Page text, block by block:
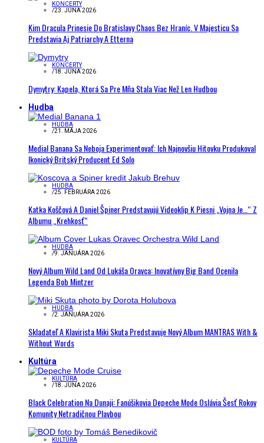
KONCERTY
/23. JÚNA 2026
Kim Dracula Prinesie Do Bratislavy Chaos Bez Hraníc. V Majesticu Sa
Predstavia Aj Patriarchy A Etterna
KONCERTY
/18. JÚNA 2026
Dymytry: Kapela, Ktorá Sa Pre Mňa Stala Viac Než Len Hudbou
Hudba
HUDBA
/21. MÁJA 2026
Medial Banana Sa Neboja Experimentovať: Ich Najnovšiu Hitovku Produkoval
Ikonický Britský Producent Ed Solo
HUDBA
/25. FEBRUÁRA 2026
Katka Koščová A Daniel Špiner Predstavujú Videoklip K Piesni „Vojna Je…“ Z
Albumu „Krehkosť“
HUDBA
/9. JANUÁRA 2026
Nový Album Wild Land Od Lukáša Oravca: Inovatívny Big Band Ocenila
Legenda Bob Mintzer
HUDBA
/2. JANUÁRA 2026
Skladateľ A Klavirista Miki Skuta Predstavuje Nový Album MANTRAS With &
Without Words
Kultúra
KULTÚRA
/18. JÚNA 2026
Black Celebration Na Dunaji: Fanúšikovia Depeche Mode Oslávia Šesť Rokov
Komunity Netradičnou Plavbou
KULTÚRA